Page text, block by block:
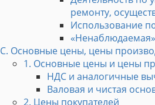
ремонту,
Использование
С. Основные цены, цены
1. Основные цены и цены
НДС и аналогичные
Валовая и чистая
2. Цены покупателей